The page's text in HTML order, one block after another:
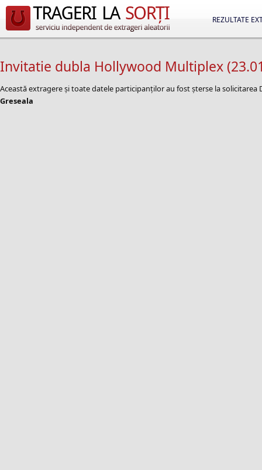
REZULTATE
Invitatie dubla Hollywood Multiplex
Această extragere și toate datele participanților au fost șterse la
Greseala